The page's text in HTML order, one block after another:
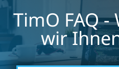
TimO FAQ
wir